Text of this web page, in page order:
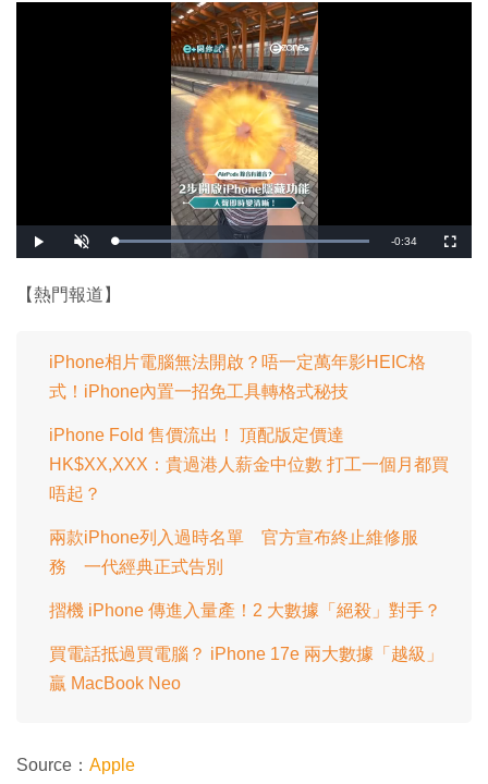
播
放
開
啟
載
入
剩
-0:34
全
螢
【熱門報道】
iPhone相片電腦無法開啟？唔一定萬年影HEIC格
式！iPhone內置一招免工具轉格式秘技
iPhone Fold 售價流出！ 頂配版定價達
HK$XX,XXX：貴過港人薪金中位數 打工一個月都買
唔起？
兩款iPhone列入過時名單 官方宣布終止維修服
務 一代經典正式告別
摺機 iPhone 傳進入量產！2 大數據「絕殺」對手？
買電話抵過買電腦？ iPhone 17e 兩大數據「越級」
贏 MacBook Neo
Source： Apple